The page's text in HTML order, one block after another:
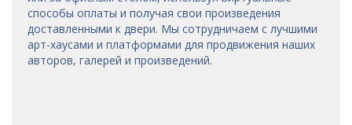
способы оплаты и получая свои произведения
доставленными к двери. Мы сотрудничаем с лучшими
арт-хаусами и платформами для продвижения наших
авторов, галерей и произведений.